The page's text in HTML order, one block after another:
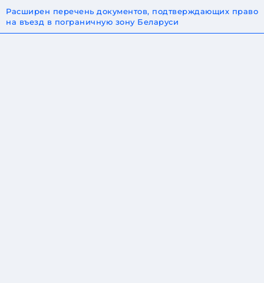
Расширен перечень документов, подтверждающих право
на въезд в пограничную зону Беларуси